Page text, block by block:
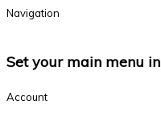
Navigation
Set your main menu in
Account